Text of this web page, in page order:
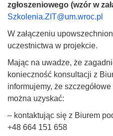
zgłoszeniowego (wzór w
Szkolenia.ZIT@um.wroc.pl
W załączeniu
uczestnictwa w projekcie.
Mając na uwadze, że
konieczność konsultacji z
informujemy, że
można uzyskać:
– kontaktując się z Biurem
+48 664 151 658